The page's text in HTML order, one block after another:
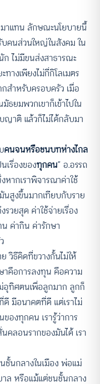
มาแทน ลักษณะนโยบายนี้
คนส่วนใหญ่ในสังคม ใน
ไม่มีขนส่งสาธารณะ
ทางเพียงไม่กี่กิโลเมตร
สำหรับครอบครัว เมื่อ
ธยมพวกเขาก็เข้าไปใน
ญาติ แล้วก็ไม่ได้กลับมา
คนจนหรือชนบทห่างไกล
เรื่องของทุกคน” อ.อรรถ
ากเราพิจารณาค่าใช้
นสูงขึ้นมากเทียบกับราย
วยสุด ค่าใช้จ่ายเรื่อง
น ค่ากิน ค่ารักษา
วิธีคิดที่ขวางกั้นไม่ให้
าคือการลงทุน คือความ
อุทิศตนเพื่อลูกมาก ลูกก็
มีอนาคตที่ดี แต่เราไม่
องทุกคน เรารู้ว่าการ
คลอนรากของมันได้ เรา
นกลางในเมือง พ่อแม่
าล หรือแม้แต่ชนชั้นกลาง